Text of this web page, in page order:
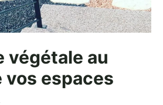
végétale au
espaces